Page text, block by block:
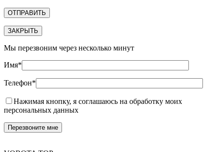
ЗАКРЫТЬ
Мы перезвоним через несколько минут
Имя*
Телефон*
Нажимая кнопку, я соглашаюсь на обработку моих
персональных данных